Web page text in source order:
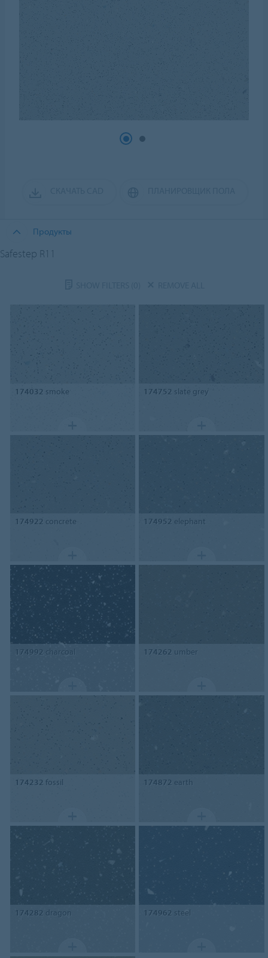
Продукты
Safestep R11
174032 smoke 174752 slate grey
174922 concrete 174952 elephant
174992 charcoal 174262 umber
174232 fossil 174872 earth
174282 dragon 174962 steel